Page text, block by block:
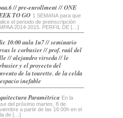
// pre-enrollment // ONE
TO GO 1 SEMANA para que
el periodo de preinscripción
2014-2015. PERFIL DE […]
10:00 aula 1n7 // seminario
le corbusier // prof. raúl del
// alejandro virseda // le
y el proyecto del
de la tourette. de la celda
inefable
Paramétrica En la
del próximo martes, 8 de
a partir de las 16:00h en el
de […]